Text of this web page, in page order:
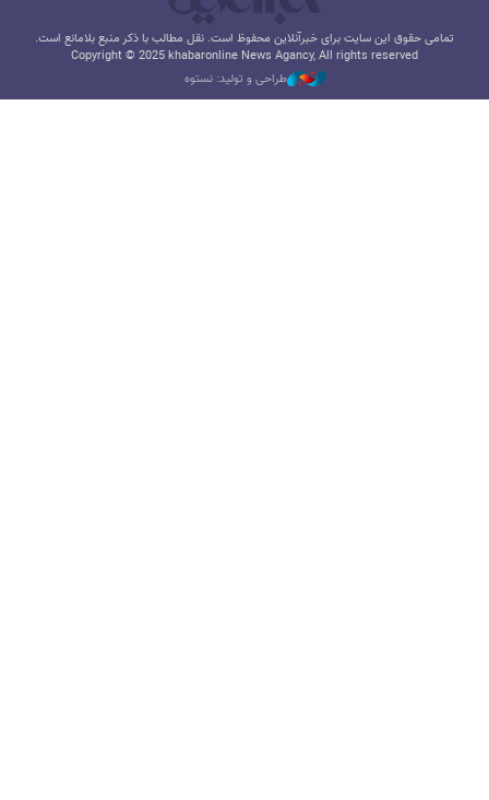
تمامی حقوق این سایت برای خبرآنلاین محفوظ است. نقل مطالب با ذکر منبع بلامانع است.
Copyright © 2025 khabaronline News Agancy, All rights reserved
طراحی و تولید: نستوه